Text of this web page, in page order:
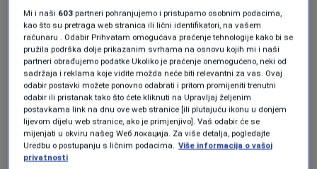
Tri strateška stuba zaštite
standarda:
Veleprodajni filter:Zaključavanje marži u
veleprodaji onemogućiće distributerima
da prelijevaju inflatorne pritiske na
trgovce, čime se rast troškova zaustavlja
na samom izvoru.
Mi i naši 603 partneri pohranjujemo i pristupamo osobnim podacima,
kao što su pretraga web stranica ili lični identifikatori, na vašem
računaru . Odabir Prihvatam omogućava praćenje tehnologije kako bi se
pružila podrška dolje prikazanim svrhama na osnovu kojih mi i naši
partneri obrađujemo podatke Ukoliko je praćenje onemogućeno, neki od
sadržaja i reklama koje vidite možda neće biti relevantni za vas. Ovaj
odabir postavki možete ponovno odabrati i pritom promijeniti trenutni
odabir ili pristanak tako što ćete kliknuti na Upravljaj željenim
postavkama link na dnu ove web stranice [ili plutajuću ikonu u donjem
lijevom dijelu web stranice, ako je primjenjivo]. Vaš odabir će se
mijenjati u okviru našeg Wеб локација. Za više detalja, pogledajte
Uredbu o postupanju s ličnim podacima. Više informacija o vašoj
privatnosti